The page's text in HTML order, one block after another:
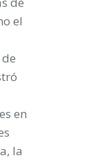
el
en
la